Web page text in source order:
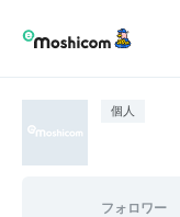
個人
フォロワー